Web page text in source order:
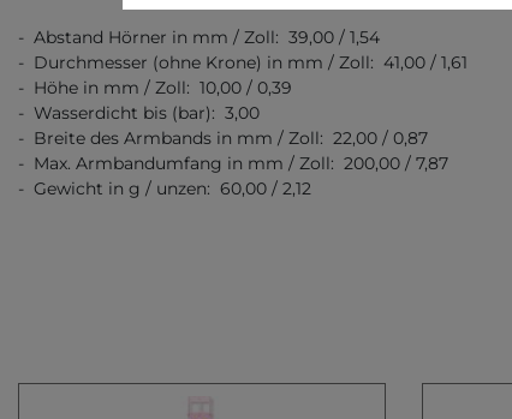
- Abstand Hörner in mm / Zoll: 39,00 / 1,54
- Durchmesser (ohne Krone) in mm / Zoll: 41,00 / 1,61
- Höhe in mm / Zoll: 10,00 / 0,39
- Wasserdicht bis (bar): 3,00
- Breite des Armbands in mm / Zoll: 22,00 / 0,87
- Max. Armbandumfang in mm / Zoll: 200,00 / 7,87
- Gewicht in g / unzen: 60,00 / 2,12